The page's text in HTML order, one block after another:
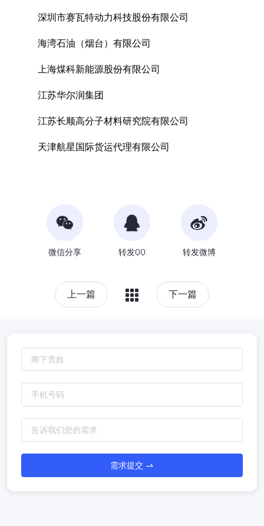
深圳市赛瓦特动力科技股份有限公司
海湾石油（烟台）有限公司
上海煤科新能源股份有限公司
江苏华尔润集团
江苏长顺高分子材料研究院有限公司
天津航星国际货运代理有限公司
微信分享 转发QQ 转发微博
上一篇 下一篇
需求提交